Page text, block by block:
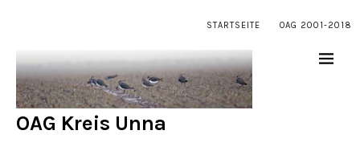
STARTSEITE OAG 2001-2018
OAG Kreis Unna